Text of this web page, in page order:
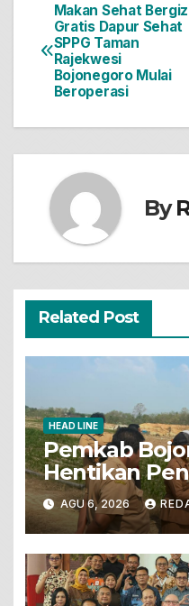
Navigasi
pos
Makan Sehat
Gratis Dapur Sehat
SPPG Taman
Rajekwesi
Bojonegoro Mulai
Beroperasi
By
Related Post
HEAD LINE
Pemkab
Hentikan
Penjualan
Pertanian
AGU 6, 2026